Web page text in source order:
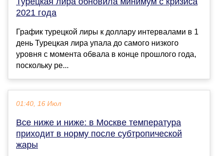
2021 года
График турецкой лиры к доллару интервалами в 1
день Турецкая лира упала до самого низкого
уровня с момента обвала в конце прошлого года,
поскольку ре...
01:40, 16 Июл
Все ниже и ниже: в Москве температура
приходит в норму после субтропической
жары